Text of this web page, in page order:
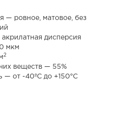
— ровное, матовое, без
дисперсия
мкм
2
веществ — 55%
— от -40ºС до +150°С